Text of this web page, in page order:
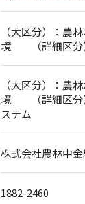
（大区分）：農
境 （詳細区分
（大区分）：農
境 （詳細区分
ステム
株式会社農林中
1882-2460